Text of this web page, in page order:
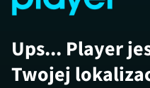
Ups... Player
Twojej